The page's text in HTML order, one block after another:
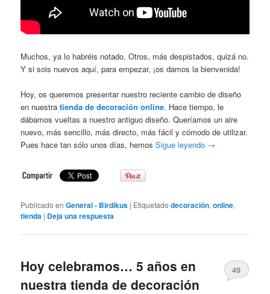
Muchos, ya lo habréis notado. Otros, más despistados, quizá no.
Y si sois nuevos aquí, para empezar, ¡os damos la bienvenida!
Hoy, os queremos presentar nuestro reciente cambio de diseño
en nuestratienda de decoración online. Hace tiempo, le
dábamos vueltas a nuestro antiguo diseño. Queríamos un aire
nuevo, más sencillo, más directo, más fácil y cómodo de utilizar.
Pues hace tan sólo unos días, hemosSigue leyendo →
Publicado en General - Birdikus | Etiquetado decoración,online,
tienda | Deja una respuesta
Hoy celebramos… 5 años en
nuestra tienda de decoración
49